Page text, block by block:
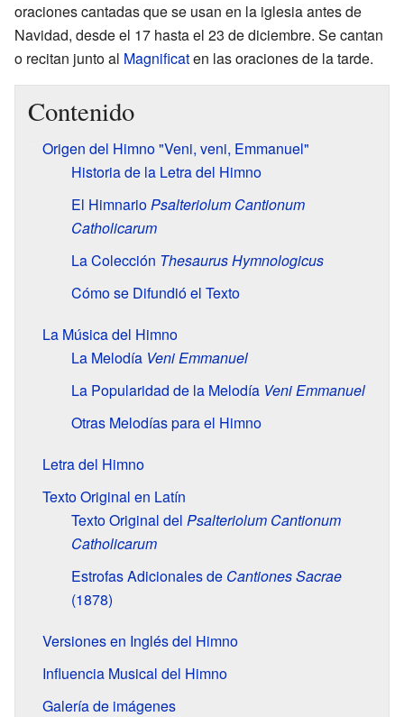
oraciones cantadas que se usan en la iglesia antes de
Navidad, desde el 17 hasta el 23 de diciembre. Se cantan
o recitan junto al Magnificaten las oraciones de la tarde.
Contenido
Origen del Himno "Veni, veni, Emmanuel"
Historia de la Letra del Himno
El HimnarioPsalteriolum Cantionum
Catholicarum
La Colección Thesaurus Hymnologicus
Cómo se Difundió el Texto
La Música del Himno
La Melodía Veni Emmanuel
La Popularidad de la Melodía Veni Emmanuel
Otras Melodías para el Himno
Letra del Himno
Texto Original en Latín
Texto Original del Psalteriolum Cantionum
Catholicarum
Estrofas Adicionales de Cantiones Sacrae
(1878)
Versiones en Inglés del Himno
Influencia Musical del Himno
Galería de imágenes